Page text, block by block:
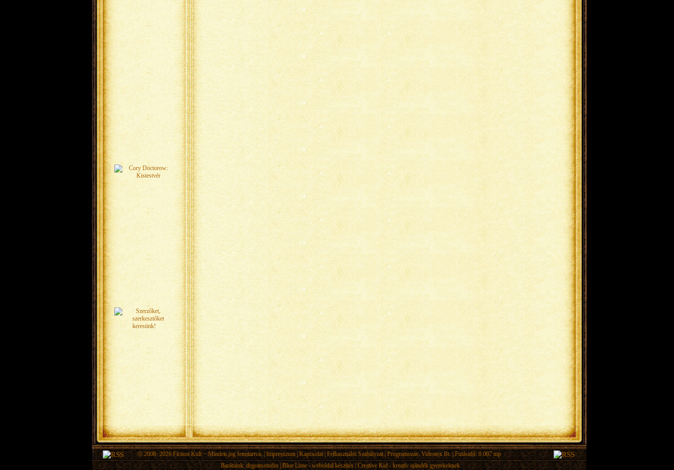
© 2008−2026 Fiction Kult− Minden jog fenntartva. | Impresszum| Kapcsolat| Felhasználói Szabályzat| Programozás:Videotex Bt. | Futásidő: 0.007 mp
Barátaink:drgearsstudio| Blue Lime - weboldal készítés|Creative Kid - kreatív ajándék gyerekeknek